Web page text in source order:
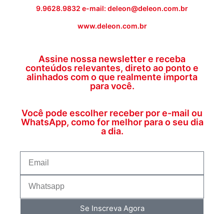
9.9628.9832 e-mail: deleon@deleon.com.br
www.deleon.com.br
Assine nossa newsletter e receba
conteúdos relevantes, direto ao ponto e
alinhados com o que realmente importa
para você.
Você pode escolher receber por e-mail ou
WhatsApp, como for melhor para o seu dia
a dia.
Se Inscreva Agora